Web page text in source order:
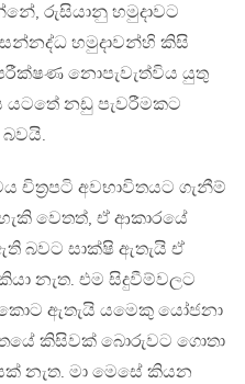
රුසියානු හමුදාවට
සන්නද්ධ හමුදාවන්හි කිසි
නොපැවැත්විය යුතු
යටතේ නඩු පැවරීමකට
චිත‍්‍රපටි අවභාවිතයට ගැනීම්
වෙතත්, ඒ ආකාරයේ
බවට සාක්ෂි ඇතැයි ඒ
නැත. එම සිදුවීම්වලට
ඇතැයි යමෙකු යෝජනා
කිසිවක් බොරුවට ගොතා
නැත. මා මෙසේ කියන